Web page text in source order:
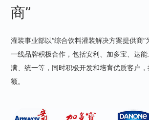
商”
灌装事业部以“综合饮料灌装解决方案提供商”
一线品牌积极合作，包括安利、加多宝、达
满、统一等，同时积极开发和培育优质客户
额。